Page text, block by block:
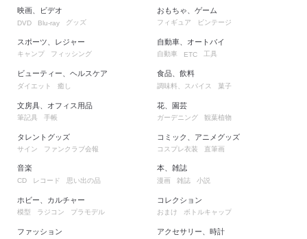
映画、ビデオ
DVD Blu-ray グッズ
スポーツ、レジャー
キャンプ フィッシング
ビューティー、ヘルスケア
ダイエット 癒し
文房具、オフィス用品
筆記具 手帳
タレントグッズ
サイン ファンクラブ会報
おもちゃ、ゲーム
フィギュア ビンテージ
自動車、オートバイ
自動車 ETC 工具
食品、飲料
調味料、スパイス 菓子
花、園芸
ガーデニング 観葉植物
コミック、アニメグッズ
コスプレ衣装 直筆画
音楽
CD レコード 思い出の品
ホビー、カルチャー
模型 ラジコン プラモデル
ファッション
本、雑誌
漫画 雑誌 小説
コレクション
おまけ ボトルキャップ
アクセサリー、時計